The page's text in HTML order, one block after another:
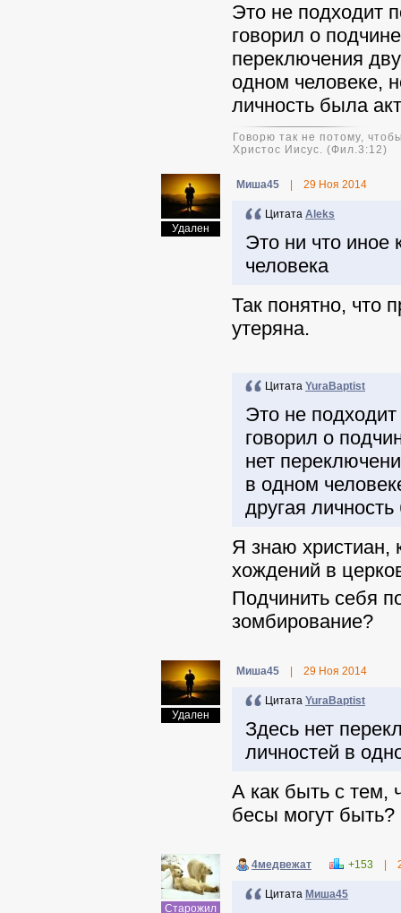
Это не подходит
говорил о
переключения
одном человеке,
личность была
Говорю так не потому,
Христос Иисус. (Фил.3:12)
Удален
Миша45 29 Ноя 2014
Цитата Aleks
Это ни что иное
человека
Так понятно, что
утеряна.
Цитата YuraBaptist
Это не
говорил о
нет
в одном
другая
Я знаю христиан,
хождений в
Подчинить себя
зомбирование?
Удален
Миша45 29 Ноя 2014
Цитата YuraBaptist
Здесь нет
личностей в
А как быть с тем,
бесы могут
Старожил
4медвежат +153
Цитата Миша45